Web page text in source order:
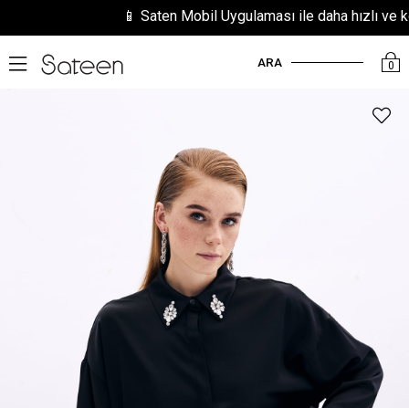
📱 Saten Mobil Uygulaması ile daha hızlı ve
0
ARA